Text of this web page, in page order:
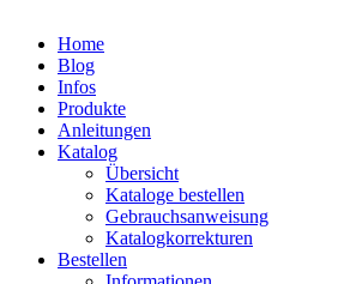
Home
Blog
Infos
Produkte
Anleitungen
Katalog
Übersicht
Kataloge bestellen
Gebrauchsanweisung
Katalogkorrekturen
Bestellen